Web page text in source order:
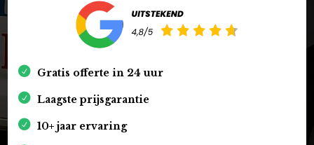
Gratis offerte in 24 uur
Laagste prijsgarantie
10+ jaar ervaring